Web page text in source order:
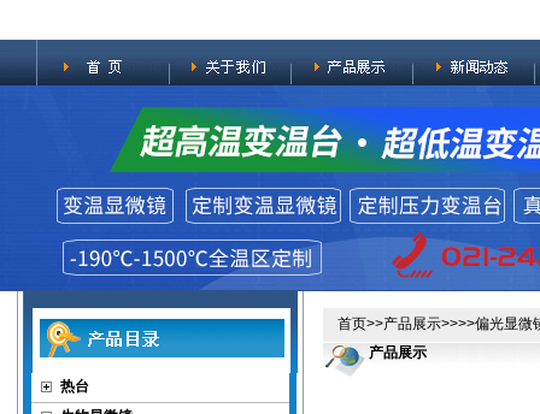
热台
首页>>产品展示>>>>偏光显微
产品展示